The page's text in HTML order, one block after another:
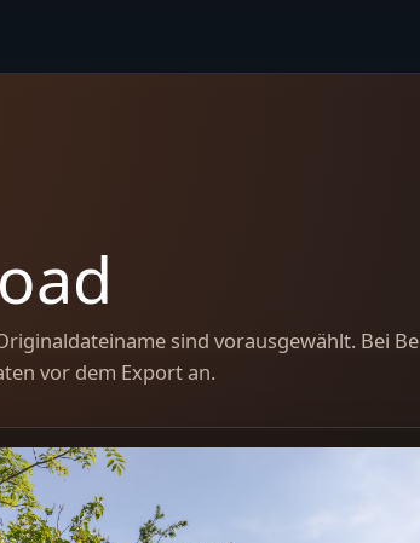
sind vorausgewählt. Bei
vor dem Export an.